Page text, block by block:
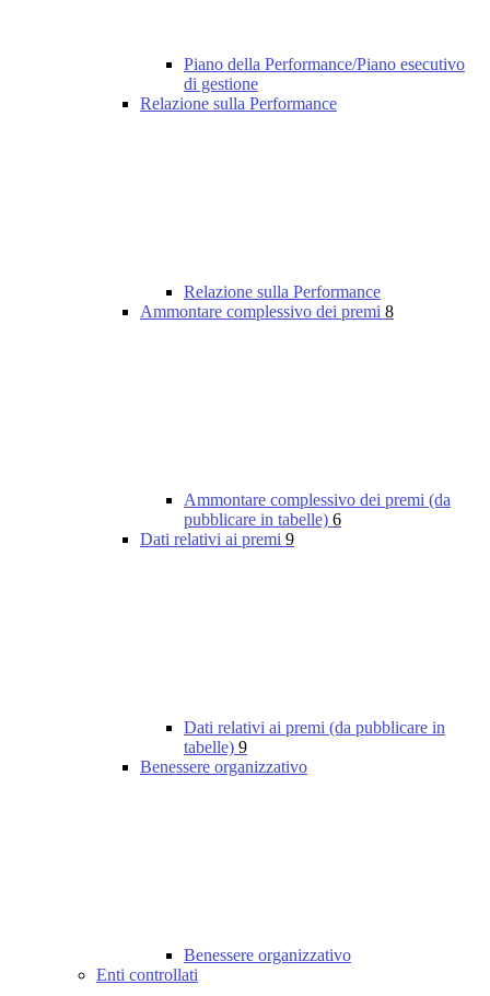
Piano della Performance/Piano esecutivo
di gestione
Relazione sulla Performance
Relazione sulla Performance
Ammontare complessivo dei premi 8
Ammontare complessivo dei premi (da
pubblicare in tabelle) 6
Dati relativi ai premi 9
Dati relativi ai premi (da pubblicare in
tabelle) 9
Benessere organizzativo
Benessere organizzativo
Enti controllati